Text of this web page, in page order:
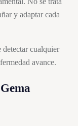
y adaptar cada
detectar cualquier
avance.